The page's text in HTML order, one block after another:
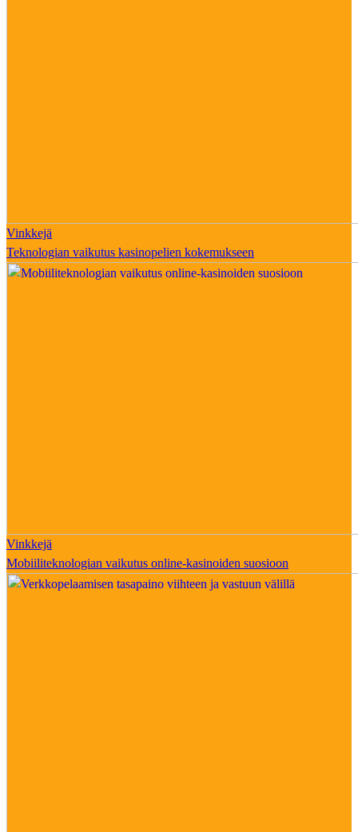
Vinkkejä
Teknologian vaikutus kasinopelien kokemukseen
Vinkkejä
Mobiiliteknologian vaikutus online-kasinoiden suosioon